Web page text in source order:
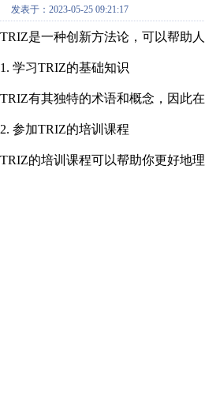
发表于：2023-05-25 09:21:17
TRIZ是一种创新方法论，可以帮助
1. 学习TRIZ的基础知识
TRIZ有其独特的术语和概念，因此
2. 参加TRIZ的培训课程
TRIZ的培训课程可以帮助你更好地